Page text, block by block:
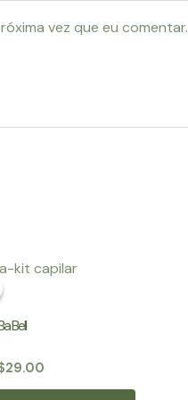
vez que eu comentar.
Bell
29.00